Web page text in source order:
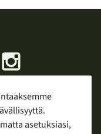
Tietosuoja
asetuksiasi,